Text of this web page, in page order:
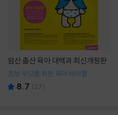
임신 출산 육아 대백과 최신개정판
초보 부모를 위한 육아 바이블
8.7 ( 27)